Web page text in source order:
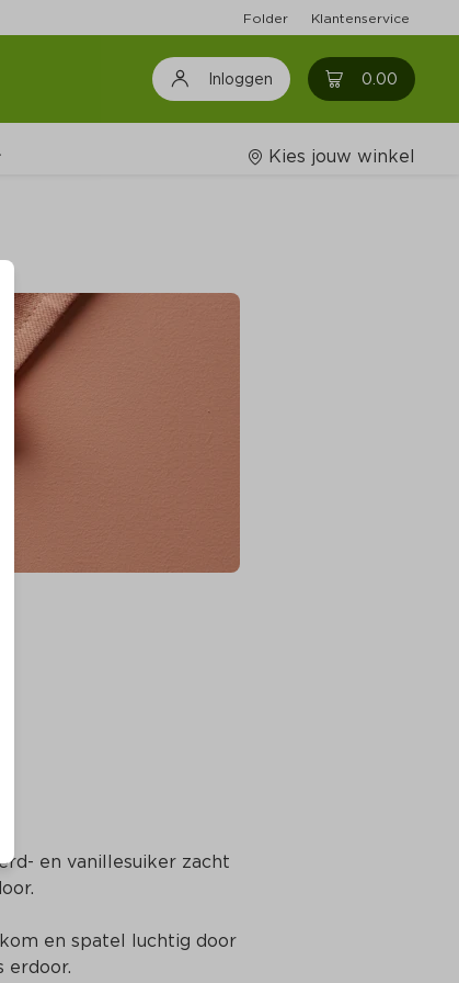
Folder Klantenservice
Inloggen 0.00 0
Kies jouw winkel
en vanillesuiker zacht
en spatel luchtig door
erdoor.